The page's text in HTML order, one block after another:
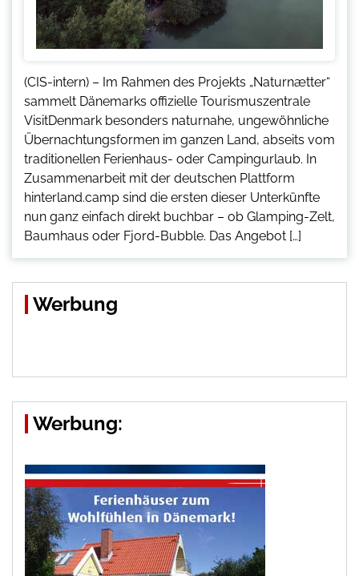
(CIS-intern) – Im Rahmen des Projekts „Naturnætter“
sammelt Dänemarks offizielle Tourismuszentrale
VisitDenmark besonders naturnahe, ungewöhnliche
Übernachtungsformen im ganzen Land, abseits vom
traditionellen Ferienhaus- oder Campingurlaub. In
Zusammenarbeit mit der deutschen Plattform
hinterland.camp sind die ersten dieser Unterkünfte
nun ganz einfach direkt buchbar – ob Glamping-Zelt,
Baumhaus oder Fjord-Bubble. Das Angebot […]
Werbung
Werbung: